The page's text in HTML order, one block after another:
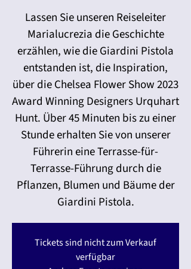
Lassen Sie unseren Reiseleiter
Marialucrezia die Geschichte
erzählen, wie die Giardini Pistola
entstanden ist, die Inspiration,
über die Chelsea Flower Show 2023
Award Winning Designers Urquhart
Hunt. Über 45 Minuten bis zu einer
Stunde erhalten Sie von unserer
Führerin eine Terrasse-für-
Terrasse-Führung durch die
Pflanzen, Blumen und Bäume der
Giardini Pistola.
Tickets sind nicht zum Verkauf
verfügbar